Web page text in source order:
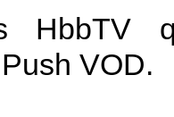
HbbTV
VOD.